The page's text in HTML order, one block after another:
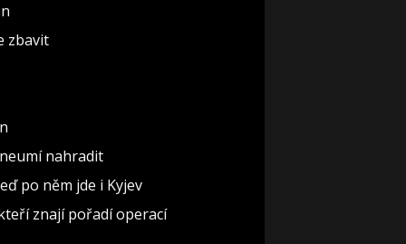
zbavit
nahradit
po něm jde i Kyjev
znají pořadí operací